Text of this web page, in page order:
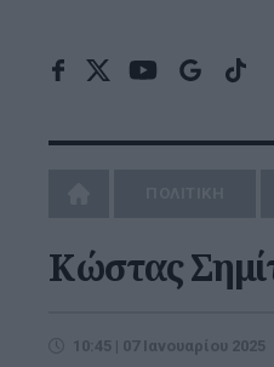
Κώστας
10:45 | 07 Ιανουαρίου 2025